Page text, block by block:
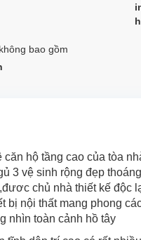
bao gồm
căn hộ tầng cao của tòa
3 vệ sinh rộng đẹp
chủ nhà thiết kế độc
bị nội thất mang phong
nhìn toàn cảnh hồ tây